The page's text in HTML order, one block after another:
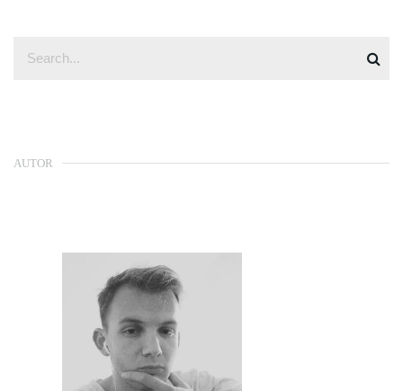
AUTOR